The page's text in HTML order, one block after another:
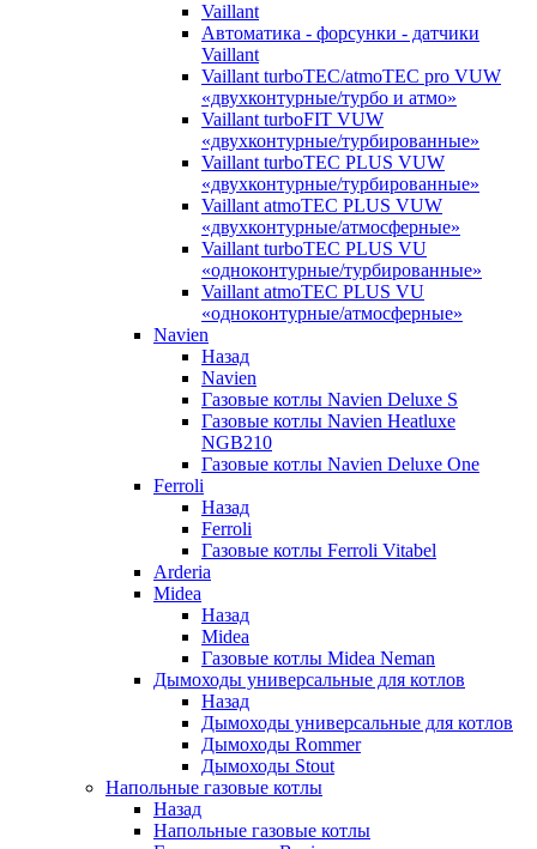
Vaillant
Автоматика - форсунки - датчики
Vaillant
Vaillant turboTEC/atmoTEC pro VUW
«двухконтурные/турбо и атмо»
Vaillant turboFIT VUW
«двухконтурные/турбированные»
Vaillant turboTEC PLUS VUW
«двухконтурные/турбированные»
Vaillant atmoTEC PLUS VUW
«двухконтурные/атмосферные»
Vaillant turboTEC PLUS VU
«одноконтурные/турбированные»
Vaillant atmoTEC PLUS VU
«одноконтурные/атмосферные»
Navien
Назад
Navien
Газовые котлы Navien Deluxe S
Газовые котлы Navien Heatluxe
NGB210
Газовые котлы Navien Deluxe One
Ferroli
Назад
Ferroli
Газовые котлы Ferroli Vitabel
Arderia
Midea
Назад
Midea
Газовые котлы Midea Neman
Дымоходы универсальные для котлов
Назад
Дымоходы универсальные для котлов
Дымоходы Rommer
Дымоходы Stout
Напольные газовые котлы
Назад
Напольные газовые котлы